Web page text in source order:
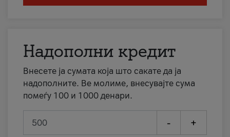
Надополни кредит
Внесете ја сумата која што сакате да ја
надополните. Ве молиме, внесувајте сума
помеѓу 100 и 1000 денари.
- +